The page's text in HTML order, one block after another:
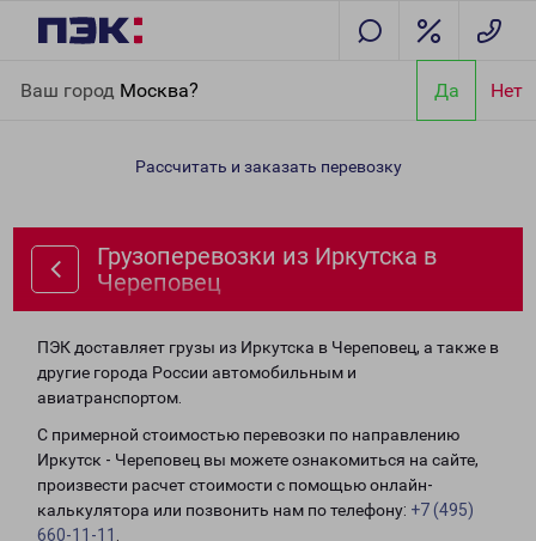
Ваш город Москва? Да Нет
Череповец
Рассчитать и заказать перевозку
Грузоперевозки из Иркутска в
Череповец
ПЭК доставляет грузы из Иркутска в Череповец, а также в
другие города России автомобильным и
авиатранспортом.
С примерной стоимостью перевозки по направлению
Иркутск - Череповец вы можете ознакомиться на сайте,
произвести расчет стоимости с помощью онлайн-
калькулятора или позвонить нам по телефону: +7 (495)
660-11-11